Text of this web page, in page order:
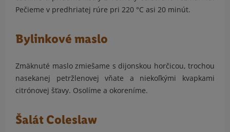
Pečieme v predhriatej rúre pri 220 °C asi 20 minút.
Bylinkové maslo
Zmäknuté maslo zmiešame s dijonskou horčicou, trochou
nasekanej petržlenovej vňate a niekoľkými kvapkami
citrónovej šťavy. Osolíme a okoreníme.
Šalát Coleslaw